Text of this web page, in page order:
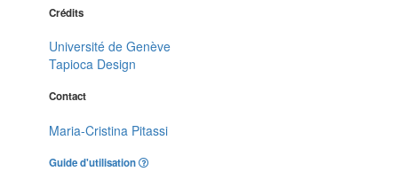
Crédits
Université de Genève
Tapioca Design
Contact
Maria-Cristina Pitassi
Guide d'utilisation